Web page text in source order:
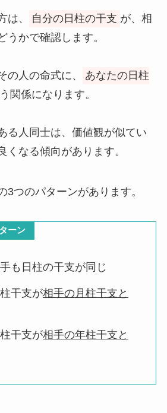
は、 自分の日柱の干支 が、相
うかで確認します。
の人の命式に、
あなたの日柱
関係になります。
る人同士は、価値観が似てい
くなる傾向があります。
3つのパターンがあります。
ーン
も日柱の干支が同じ
干支が相手の月柱干支と
干支が相手の年柱干支と